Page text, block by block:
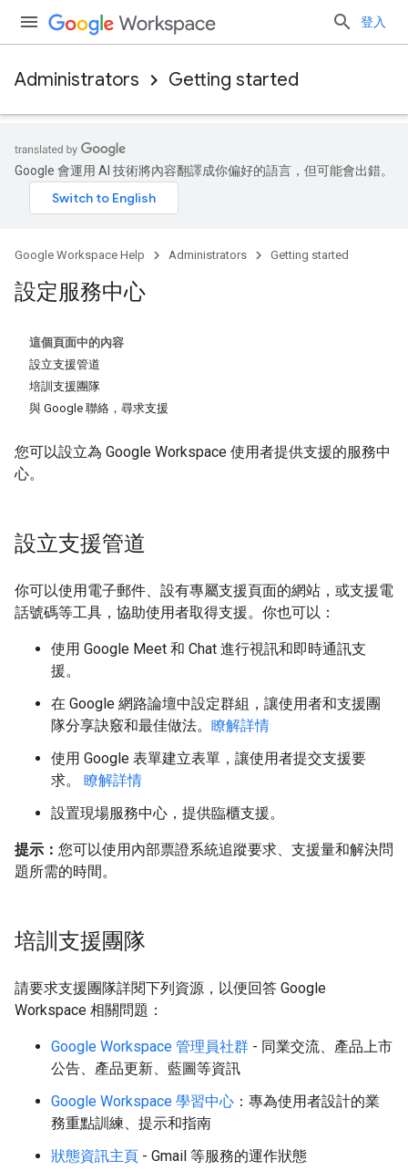
登入
Administrators Getting started
Google 會運用 AI 技術將內容翻譯成你偏好的語言，但可能會出錯。
Google Workspace Help Administrators Getting started
設定服務中心
這個頁面中的內容
設立支援管道
培訓支援團隊
與 Google 聯絡，尋求支援
您可以設立為 Google Workspace 使用者提供支援的服務中
心。
設立支援管道
你可以使用電子郵件、設有專屬支援頁面的網站，或支援電
話號碼等工具，協助使用者取得支援。你也可以：
使用 Google Meet 和 Chat 進行視訊和即時通訊支
援。
在 Google 網路論壇中設定群組，讓使用者和支援團
隊分享訣竅和最佳做法。 瞭解詳情
使用 Google 表單建立表單，讓使用者提交支援要
求。 瞭解詳情
設置現場服務中心，提供臨櫃支援。
提示： 您可以使用內部票證系統追蹤要求、支援量和解決問
題所需的時間。
培訓支援團隊
請要求支援團隊詳閱下列資源，以便回答 Google
Workspace 相關問題：
Google Workspace 管理員社群 - 同業交流、產品上市
公告、產品更新、藍圖等資訊
Google Workspace 學習中心 ：專為使用者設計的業
務重點訓練、提示和指南
狀態資訊主頁 - Gmail 等服務的運作狀態